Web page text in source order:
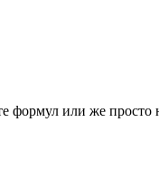
формул или же